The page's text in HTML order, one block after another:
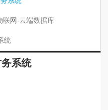
联网-云端数据库
统
系统